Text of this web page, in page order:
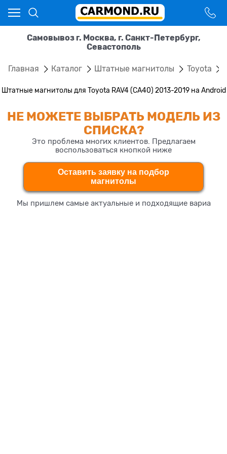
Самовывоз г. Москва, г. Санкт-Петербург,
Севастополь
Главная Каталог Штатные магнитолы Toyota
Штатные магнитолы для Toyota RAV4 (CA40) 2013-2019 на Android
НЕ МОЖЕТЕ ВЫБРАТЬ МОДЕЛЬ ИЗ
СПИСКА?
Это проблема многих клиентов. Предлагаем
воспользоваться кнопкой ниже
Оставить заявку на подбор
магнитолы
Мы пришлем самые актуальные и подходящие вариа